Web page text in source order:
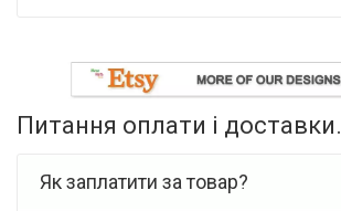
Питання оплати і доставки.
Як заплатити за товар?